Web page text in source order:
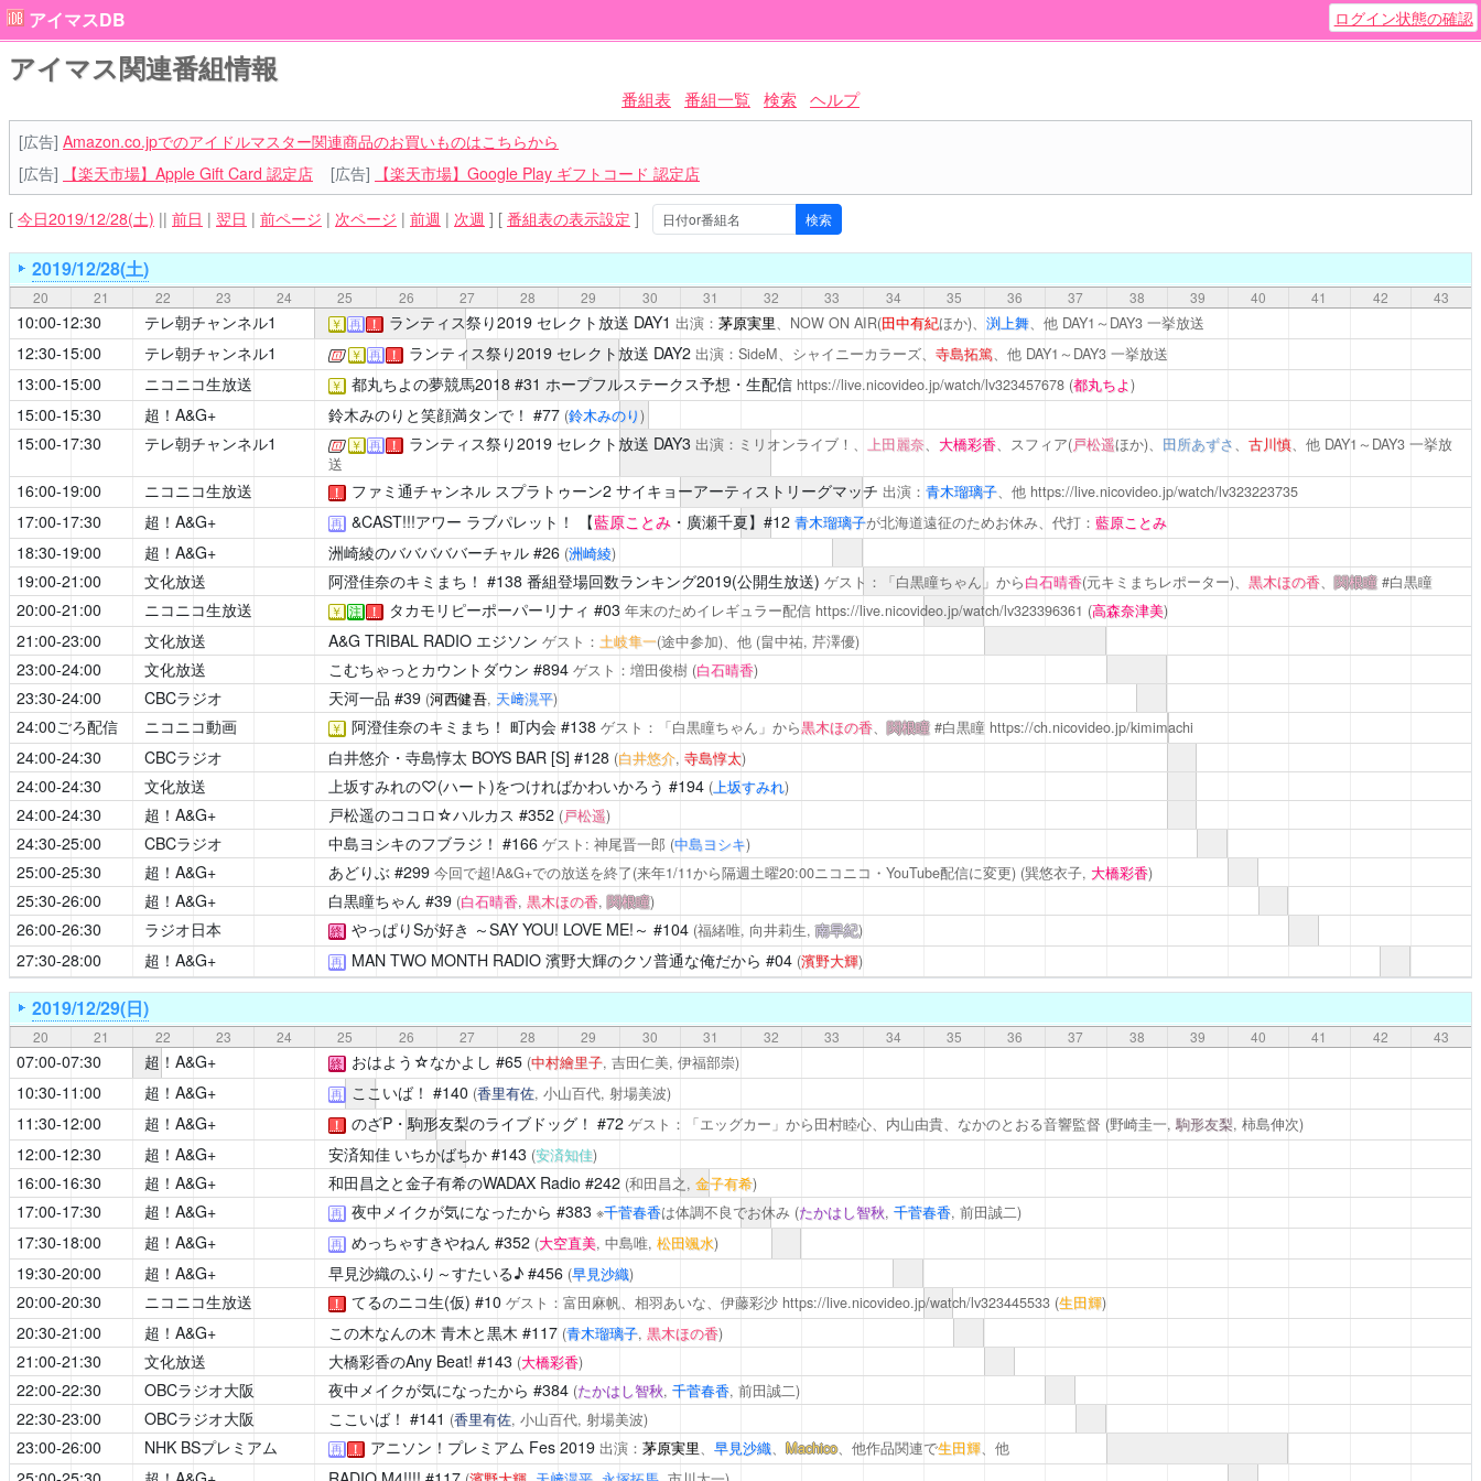
アイマスDB ログイン状態の確認
アイマス関連番組情報
番組表 番組一覧 検索 ヘルプ
[広告] Amazon.co.jpでのアイドルマスター関連商品のお買いものはこちらから
[広告]
【楽天市場】Apple Gift Card 認定店 [広告] 【楽天市場】Google Play ギフトコード 認定店
[ 今日2019/12/28(土) || 前日 | 翌日 | 前ページ | 次ページ | 前週 | 次週 ] [ 番組表の表示設定 ]
2019/12/28(土)
20 21 22 23 24 25 26 27 28 29 30 31 32 33 34 35 36 37 38 39 40 41 42 43
10:00-12:30 テレ朝チャンネル1 ￥ 再 ！ ランティス祭り2019セレクト放送 DAY1 出演： 茅原実里、NOW ON AIR(田中有紀ほか)、 渕上舞、他 DAY1～DAY3 一挙放送
12:30-15:00 テレ朝チャンネル1
[公式] ￥ 再 ！ ランティス祭り2019セレクト放送 DAY2 出演：SideM、シャイニーカラーズ、 寺島拓篤、他 DAY1～DAY3 一挙放送
13:00-15:00 ニコニコ生放送 ￥ 都丸ちよの夢競馬2018#31 ホープフルステークス予想・生配信 https://live.nicovideo.jp/watch/lv323457678 (都丸ちよ)
15:00-15:30 超！A&G+ 鈴木みのりと笑顔満タンで！ #77 (鈴木みのり)
15:00-17:30 テレ朝チャンネル1
[公式] ￥ 再 ！ ランティス祭り2019セレクト放送 DAY3 出演：ミリオンライブ！、 上田麗奈、 大橋彩香、スフィア(戸松遥ほか)、 田所あずさ、 古川慎、他 DAY1～DAY3 一挙放
送
16:00-19:00 ニコニコ生放送 ！ ファミ通チャンネルスプラトゥーン2 サイキョーアーティストリーグマッチ 出演： 青木瑠璃子、他 https://live.nicovideo.jp/watch/lv323223735
17:00-17:30 超！A&G+ 再 &CAST!!!アワー ラブパレット！ 【藍原ことみ・廣瀬千夏】#12 青木瑠璃子が北海道遠征のためお休み、代打： 藍原ことみ
18:30-19:00 超！A&G+ 洲崎綾のバババババーチャル#26 (洲崎綾)
19:00-21:00 文化放送 阿澄佳奈のキミまち！ #138 番組登場回数ランキング2019(公開生放送) ゲスト：「白黒瞳ちゃん」から白石晴香(元キミまちレポーター)、 黒木ほの香、関根瞳#白黒瞳
20:00-21:00 ニコニコ生放送 ￥ 注 ！ タカモリピーポーパーリナィ #03 年末のためイレギュラー配信 https://live.nicovideo.jp/watch/lv323396361 (高森奈津美)
21:00-23:00 文化放送 A&G TRIBAL RADIO エジソン ゲスト： 土岐隼一(途中参加)、他 (畠中祐, 芹澤優)
23:00-24:00 文化放送 こむちゃっとカウントダウン #894 ゲスト：増田俊樹 (白石晴香)
23:30-24:00 CBCラジオ 天河一品 #39 (河西健吾, 天﨑滉平)
24:00ごろ配信 ニコニコ動画 ￥ 阿澄佳奈のキミまち！ 町内会 #138 ゲスト：「白黒瞳ちゃん」から黒木ほの香、関根瞳#白黒瞳 https://ch.nicovideo.jp/kimimachi
24:00-24:30 CBCラジオ 白井悠介・寺島惇太 BOYS BAR [S] #128 (白井悠介, 寺島惇太)
24:00-24:30 文化放送 上坂すみれの♡(ハート)をつければかわいかろう #194 (上坂すみれ)
24:00-24:30 超！A&G+ 戸松遥のココロ☆ハルカス #352 (戸松遥)
24:30-25:00 CBCラジオ 中島ヨシキのフブラジ！ #166 ゲスト: 神尾晋一郎 (中島ヨシキ)
25:00-25:30 超！A&G+ あどりぶ#299 今回で超!A&G+での放送を終了(来年1/11から隔週土曜20:00ニコニコ・YouTube配信に変更) (巽悠衣子, 大橋彩香)
25:30-26:00 超！A&G+ 白黒瞳ちゃん #39 (白石晴香, 黒木ほの香,関根瞳)
26:00-26:30 ラジオ日本 終 やっぱりSが好き ～SAY YOU! LOVE ME!～ #104 (福緒唯, 向井莉生,南早紀)
27:30-28:00 超！A&G+ 再 MAN TWO MONTH RADIO 濱野大輝のクソ普通な俺だから #04 (濱野大輝)
2019/12/29(日)
20 21 22 23 24 25 26 27 28 29 30 31 32 33 34 35 36 37 38 39 40 41 42 43
07:00-07:30 超！A&G+ 終 おはよう☆なかよし #65 (中村繪里子, 吉田仁美, 伊福部崇)
10:30-11:00 超！A&G+ 再 ここいば！ #140 (香里有佐, 小山百代, 射場美波)
11:30-12:00 超！A&G+ ！ のざP・駒形友梨のライブドッグ！ #72 ゲスト：「エッグカー」から田村睦心、内山由貴、なかのとおる音響監督 (野崎圭一, 駒形友梨, 柿島伸次)
12:00-12:30 超！A&G+ 安済知佳 いちかばちか#143 (安済知佳)
16:00-16:30 超！A&G+ 和田昌之と金子有希のWADAX Radio#242 (和田昌之, 金子有希)
17:00-17:30 超！A&G+ 再 夜中メイクが気になったから #383 ※千菅春香は体調不良でお休み (たかはし智秋, 千菅春香, 前田誠二)
17:30-18:00 超！A&G+ 再 めっちゃすきやねん #352 (大空直美, 中島唯, 松田颯水)
19:30-20:00 超！A&G+ 早見沙織のふり～すたいる♪#456 (早見沙織)
20:00-20:30 ニコニコ生放送 ！ てるのニコ生(仮) #10 ゲスト：富田麻帆、相羽あいな、伊藤彩沙 https://live.nicovideo.jp/watch/lv323445533 (生田輝)
20:30-21:00 超！A&G+ この木なんの木 青木と黒木 #117 (青木瑠璃子, 黒木ほの香)
21:00-21:30 文化放送 大橋彩香のAny Beat! #143 (大橋彩香)
22:00-22:30 OBCラジオ大阪 夜中メイクが気になったから #384 (たかはし智秋, 千菅春香, 前田誠二)
22:30-23:00 OBCラジオ大阪 ここいば！ #141 (香里有佐, 小山百代, 射場美波)
23:00-26:00 NHK BSプレミアム 再 ！ アニソン！プレミアム Fes 2019 出演： 茅原実里、 早見沙織、 Machico、他作品関連で生田輝、他